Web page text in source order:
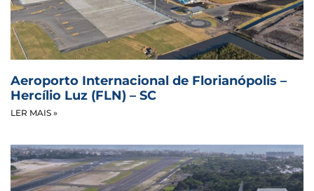
Aeroporto Internacional de Florianópolis –
Hercílio Luz (FLN) – SC
LER MAIS »